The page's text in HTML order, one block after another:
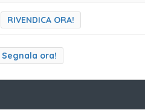
RIVENDICA ORA!
Segnala ora!